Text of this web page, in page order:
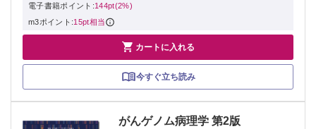
電子書籍ポイント:144pt(2%)
m3ポイント:15pt相当
 カートに入れる
今すぐ立ち読み
がんゲノム病理学 第2版